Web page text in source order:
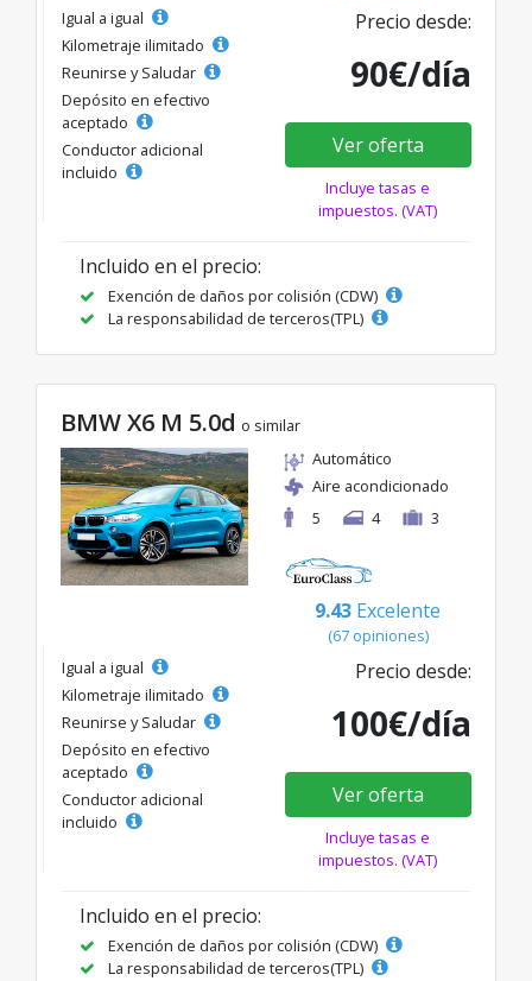
Igual a igual
Kilometraje ilimitado
Reunirse y Saludar
Depósito en efectivo
aceptado
Conductor adicional
incluido
Precio desde:
90€/día
Ver oferta
Incluye tasas e
impuestos. (VAT)
Incluido en el precio:
Exención de daños por colisión (CDW)
La responsabilidad de terceros(TPL)
BMW X6 M 5.0d o similar
Automático
Aire acondicionado
5
4 3
9.43 Excelente
(67 opiniones)
Igual a igual
Kilometraje ilimitado
Reunirse y Saludar
Depósito en efectivo
aceptado
Conductor adicional
incluido
Precio desde:
100€/día
Ver oferta
Incluye tasas e
impuestos. (VAT)
Incluido en el precio:
Exención de daños por colisión (CDW)
La responsabilidad de terceros(TPL)